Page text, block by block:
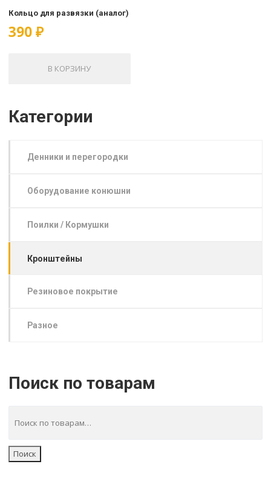
Кольцо для развязки (аналог)
390₽
В КОРЗИНУ
Категории
Денники и перегородки
Оборудование конюшни
Поилки / Кормушки
Кронштейны
Резиновое покрытие
Разное
Поиск по товарам
Поиск